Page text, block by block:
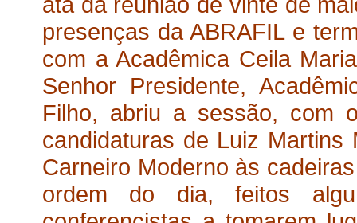
presenças da ABRAFIL e
com a Acadêmica Ceila
Senhor Presidente,
Filho, abriu a sessão, com
candidaturas de Luiz
Carneiro Moderno às
ordem do dia, feitos